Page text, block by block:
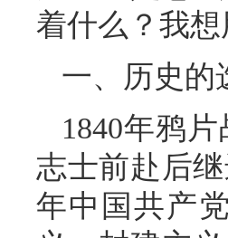
着什么？我
一、历史的
1840年鸦
志士前赴后
年中国共产